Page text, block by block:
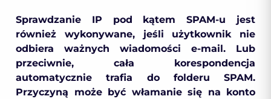
Sprawdzanie IP pod kątem SPAM-u jest
również wykonywane, jeśli użytkownik nie
odbiera ważnych wiadomości e-mail. Lub
przeciwnie, cała korespondencja
automatycznie trafia do folderu SPAM.
Przyczyną może być włamanie się na konto